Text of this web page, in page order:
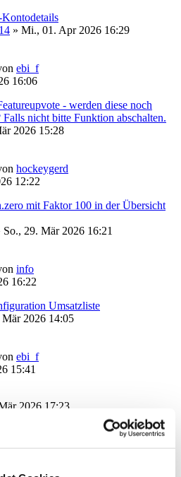
» Mi., 01. Apr 2026 16:29
ebi_f
16:06
- werden diese noch
nicht bitte Funktion abschalten.
2026 15:28
hockeygerd
12:22
mit Faktor 100 in der Übersicht
So., 29. Mär 2026 16:21
info
16:22
Umsatzliste
Mär 2026 14:05
ebi_f
15:41
2026 17:23